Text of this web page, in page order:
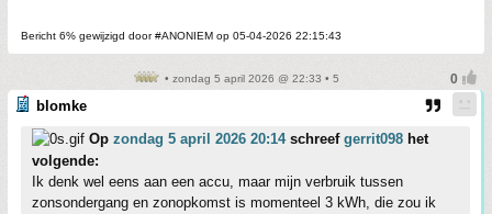
Bericht 6% gewijzigd door #ANONIEM op 05-04-2026 22:15:43
• zondag 5 april 2026 @ 22:33 • 5
blomke
Op zondag 5 april 2026 20:14schreef gerrit098 het
volgende:
Ik denk wel eens aan een accu, maar mijn verbruik tussen
zonsondergang en zonopkomst is momenteel 3 kWh, die zou ik